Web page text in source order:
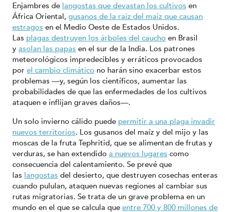
Enjambres de langostas que devastan los cultivos en
África Oriental, gusanos de la raíz del maíz que causan
estragos en el Medio Oeste de Estados Unidos.
Las plagas destruyen los árboles del caucho en Brasil
y asolan las papas en el sur de la India. Los patrones
meteorológicos impredecibles y erráticos provocados
por el cambio climático no harán sino exacerbar estos
problemas —y, según los científicos, aumentar las
probabilidades de que las enfermedades de los cultivos
ataquen e inflijan graves daños—.
Un solo invierno cálido puede permitir a una plaga invadir
nuevos territorios. Los gusanos del maíz y del mijo y las
moscas de la fruta Tephritid, que se alimentan de frutas y
verduras, se han extendido a nuevos lugares como
consecuencia del calentamiento. Se prevé que
las langostas del desierto, que destruyen cosechas enteras
cuando pululan, ataquen nuevas regiones al cambiar sus
rutas migratorias. Se trata de un grave problema en un
mundo en el que se calcula que entre 700 y 800 millones de